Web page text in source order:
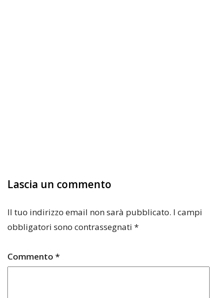
Lascia un commento
Il tuo indirizzo email non sarà pubblicato. I campi
obbligatori sono contrassegnati *
Commento *